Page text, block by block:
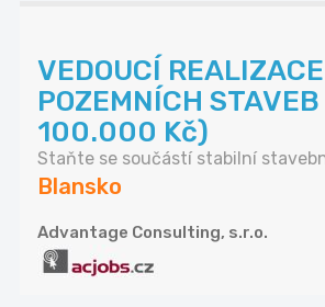
VEDOUCÍ REALIZACE
POZEMNÍCH
100.000 Kč)
Staňte se součástí stabilní
Blansko
Advantage Consulting, s.r.o.